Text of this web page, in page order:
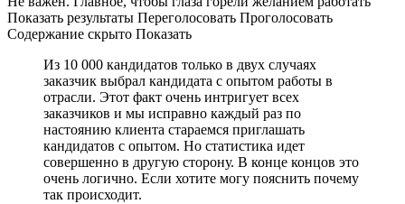
Показать результаты Переголосовать Проголосовать
Содержание скрыто Показать
Из 10 000 кандидатов только в двух случаях
заказчик выбрал кандидата с опытом работы в
отрасли. Этот факт очень интригует всех
заказчиков и мы исправно каждый раз по
настоянию клиента стараемся приглашать
кандидатов с опытом. Но статистика идет
совершенно в другую сторону. В конце концов это
очень логично. Если хотите могу пояснить почему
так происходит.